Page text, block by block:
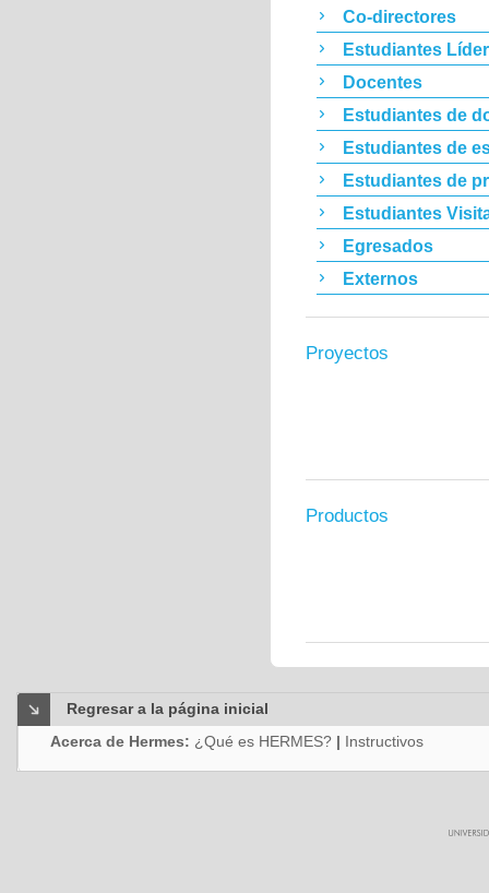
Co-directores
Estudiantes
Docentes
Estudiantes de
Estudiantes de
Estudiantes de
Estudiantes
Egresados
Externos
Proyectos
Productos
Regresar a la página inicial
Acerca de Hermes: ¿Qué es HERMES? | Instructivos